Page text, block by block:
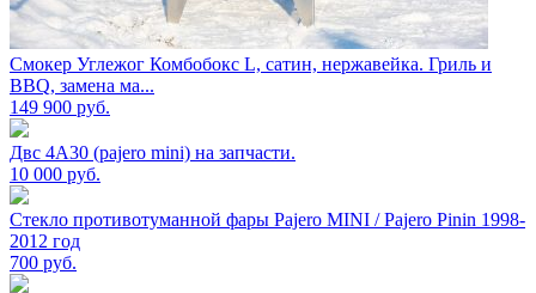
Смокер Углежог Комбобокс L, сатин, нержавейка. Гриль и
BBQ, замена ма...
149 900 руб.
Двс 4А30 (pajero mini) на запчасти.
10 000 руб.
Стекло противотуманной фары Pajero MINI / Pajero Pinin 1998-
2012 год
700 руб.